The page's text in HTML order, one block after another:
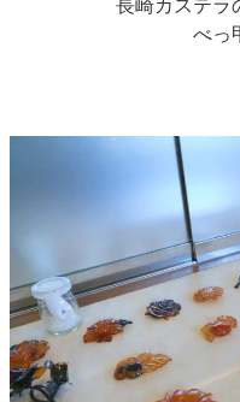
長崎カステラ
べっ